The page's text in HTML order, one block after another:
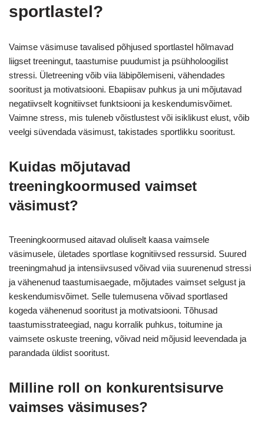
sportlastel?
Vaimse väsimuse tavalised põhjused sportlastel hõlmavad
liigset treeningut, taastumise puudumist ja psühholoogilist
stressi. Ületreening võib viia läbipõlemiseni, vähendades
sooritust ja motivatsiooni. Ebapiisav puhkus ja uni mõjutavad
negatiivselt kognitiivset funktsiooni ja keskendumisvõimet.
Vaimne stress, mis tuleneb võistlustest või isiklikust elust, võib
veelgi süvendada väsimust, takistades sportlikku sooritust.
Kuidas mõjutavad
treeningkoormused vaimset
väsimust?
Treeningkoormused aitavad oluliselt kaasa vaimsele
väsimusele, ületades sportlase kognitiivsed ressursid. Suured
treeningmahud ja intensiivsused võivad viia suurenenud stressi
ja vähenenud taastumisaegade, mõjutades vaimset selgust ja
keskendumisvõimet. Selle tulemusena võivad sportlased
kogeda vähenenud sooritust ja motivatsiooni. Tõhusad
taastumisstrateegiad, nagu korralik puhkus, toitumine ja
vaimsete oskuste treening, võivad neid mõjusid leevendada ja
parandada üldist sooritust.
Milline roll on konkurentsisurve
vaimses väsimuses?